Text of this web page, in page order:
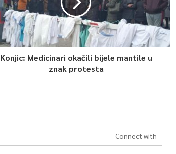
Konjic: Medicinari okačili bijele mantile u
znak protesta
Connect with